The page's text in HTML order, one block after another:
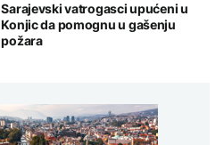
Sarajevski vatrogasci upućeni u
Konjic da pomognu u gašenju
požara